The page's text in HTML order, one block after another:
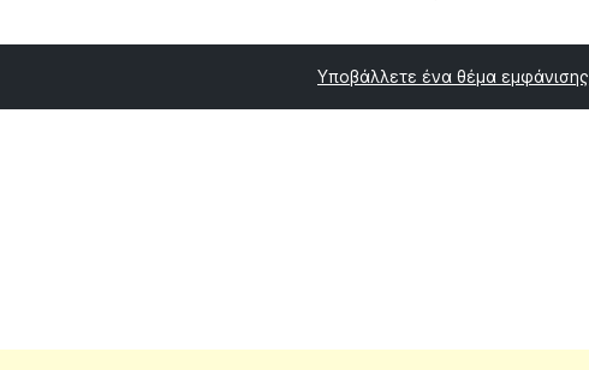
Υποβάλλετε ένα θέμα εμφάνισης